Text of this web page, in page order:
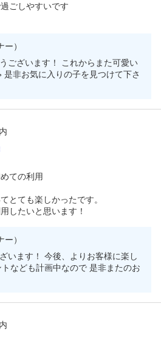
ごしやすいです
）
ございます！ これからまた可愛い
非お気に入りの子を見つけて下さ
ての利用
とても楽しかったです。
したいと思います！
）
います！ 今後、よりお客様に楽し
なども計画中なので 是非またのお